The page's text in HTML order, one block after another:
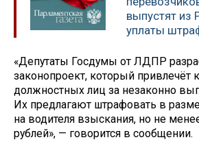
выпустят из
уплаты
«Депутаты Госдумы от ЛДПР
законопроект, который привлечёт
должностных лиц за незаконно
Их предлагают штрафовать в
на водителя взыскания, но не
рублей», — говорится в сообщении.